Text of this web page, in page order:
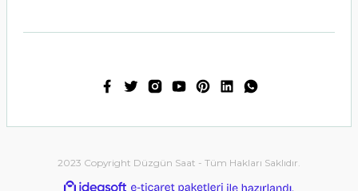
2023 Copyright Düzgün Saat - Tüm Hakları Saklıdır.
ideasoft e-